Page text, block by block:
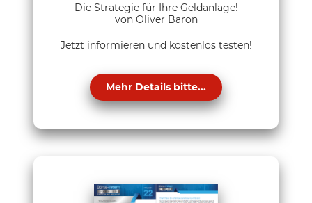
Die Strategie für Ihre Geldanlage!
von Oliver Baron
Jetzt informieren und kostenlos testen!
Mehr Details bitte...